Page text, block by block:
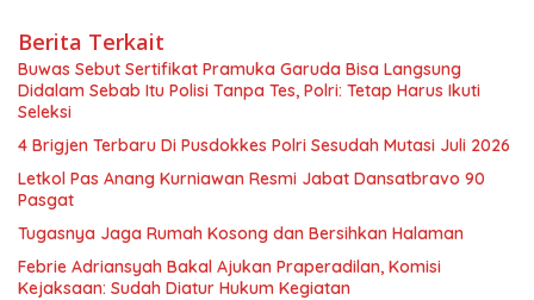
Berita Terkait
Buwas Sebut Sertifikat Pramuka Garuda Bisa Langsung
Didalam Sebab Itu Polisi Tanpa Tes, Polri: Tetap Harus Ikuti
Seleksi
4 Brigjen Terbaru Di Pusdokkes Polri Sesudah Mutasi Juli 2026
Letkol Pas Anang Kurniawan Resmi Jabat Dansatbravo 90
Pasgat
Tugasnya Jaga Rumah Kosong dan Bersihkan Halaman
Febrie Adriansyah Bakal Ajukan Praperadilan, Komisi
Kejaksaan: Sudah Diatur Hukum Kegiatan